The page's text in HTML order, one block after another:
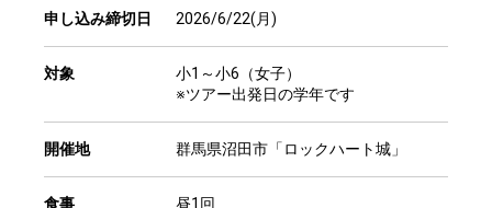
申し込み締切日 2026/6/22(月)
対象
小1～小6（女子）
※ツアー出発日の学年です
開催地 群馬県沼田市「ロックハート城」
食事 昼1回